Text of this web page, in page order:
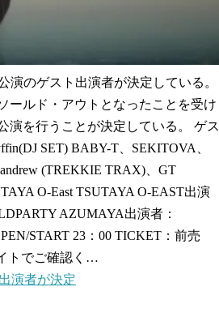
演のゲスト出演者が決定している。
ールド・アウトとなったことを受け
演を行うことが決定している。 ゲス
SET) BABY-T、SEKITOVA、
(TREKKIE TRAX)、GT
O-East TSUTAYA O-EAST出演
AZUMAYA出演者：
START 23：00 TICKET：前売
トでご確認く…
演者が決定